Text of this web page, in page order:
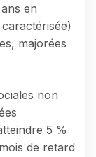
en
majorées
non
5 %
de retard